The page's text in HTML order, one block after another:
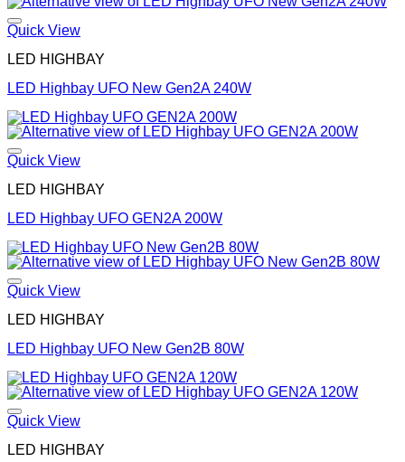
Quick View
LED HIGHBAY
LED Highbay UFO New Gen2A 240W
Quick View
LED HIGHBAY
LED Highbay UFO GEN2A 200W
Quick View
LED HIGHBAY
LED Highbay UFO New Gen2B 80W
Quick View
LED HIGHBAY